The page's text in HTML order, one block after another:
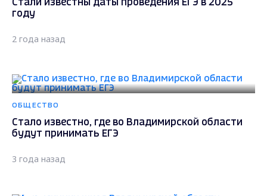
Стали известны даты проведения ЕГЭ в 2025
году
2 года назад
ОБЩЕСТВО
Стало известно, где во Владимирской области
будут принимать ЕГЭ
3 года назад